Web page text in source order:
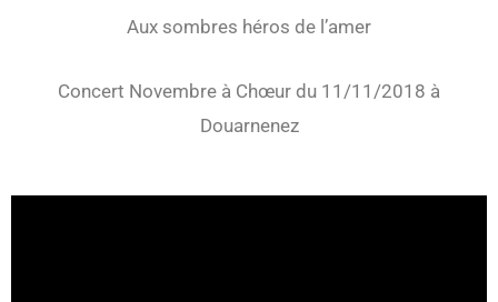
Aux sombres héros de l’amer
Concert Novembre à Chœur du 11/11/2018 à
Douarnenez